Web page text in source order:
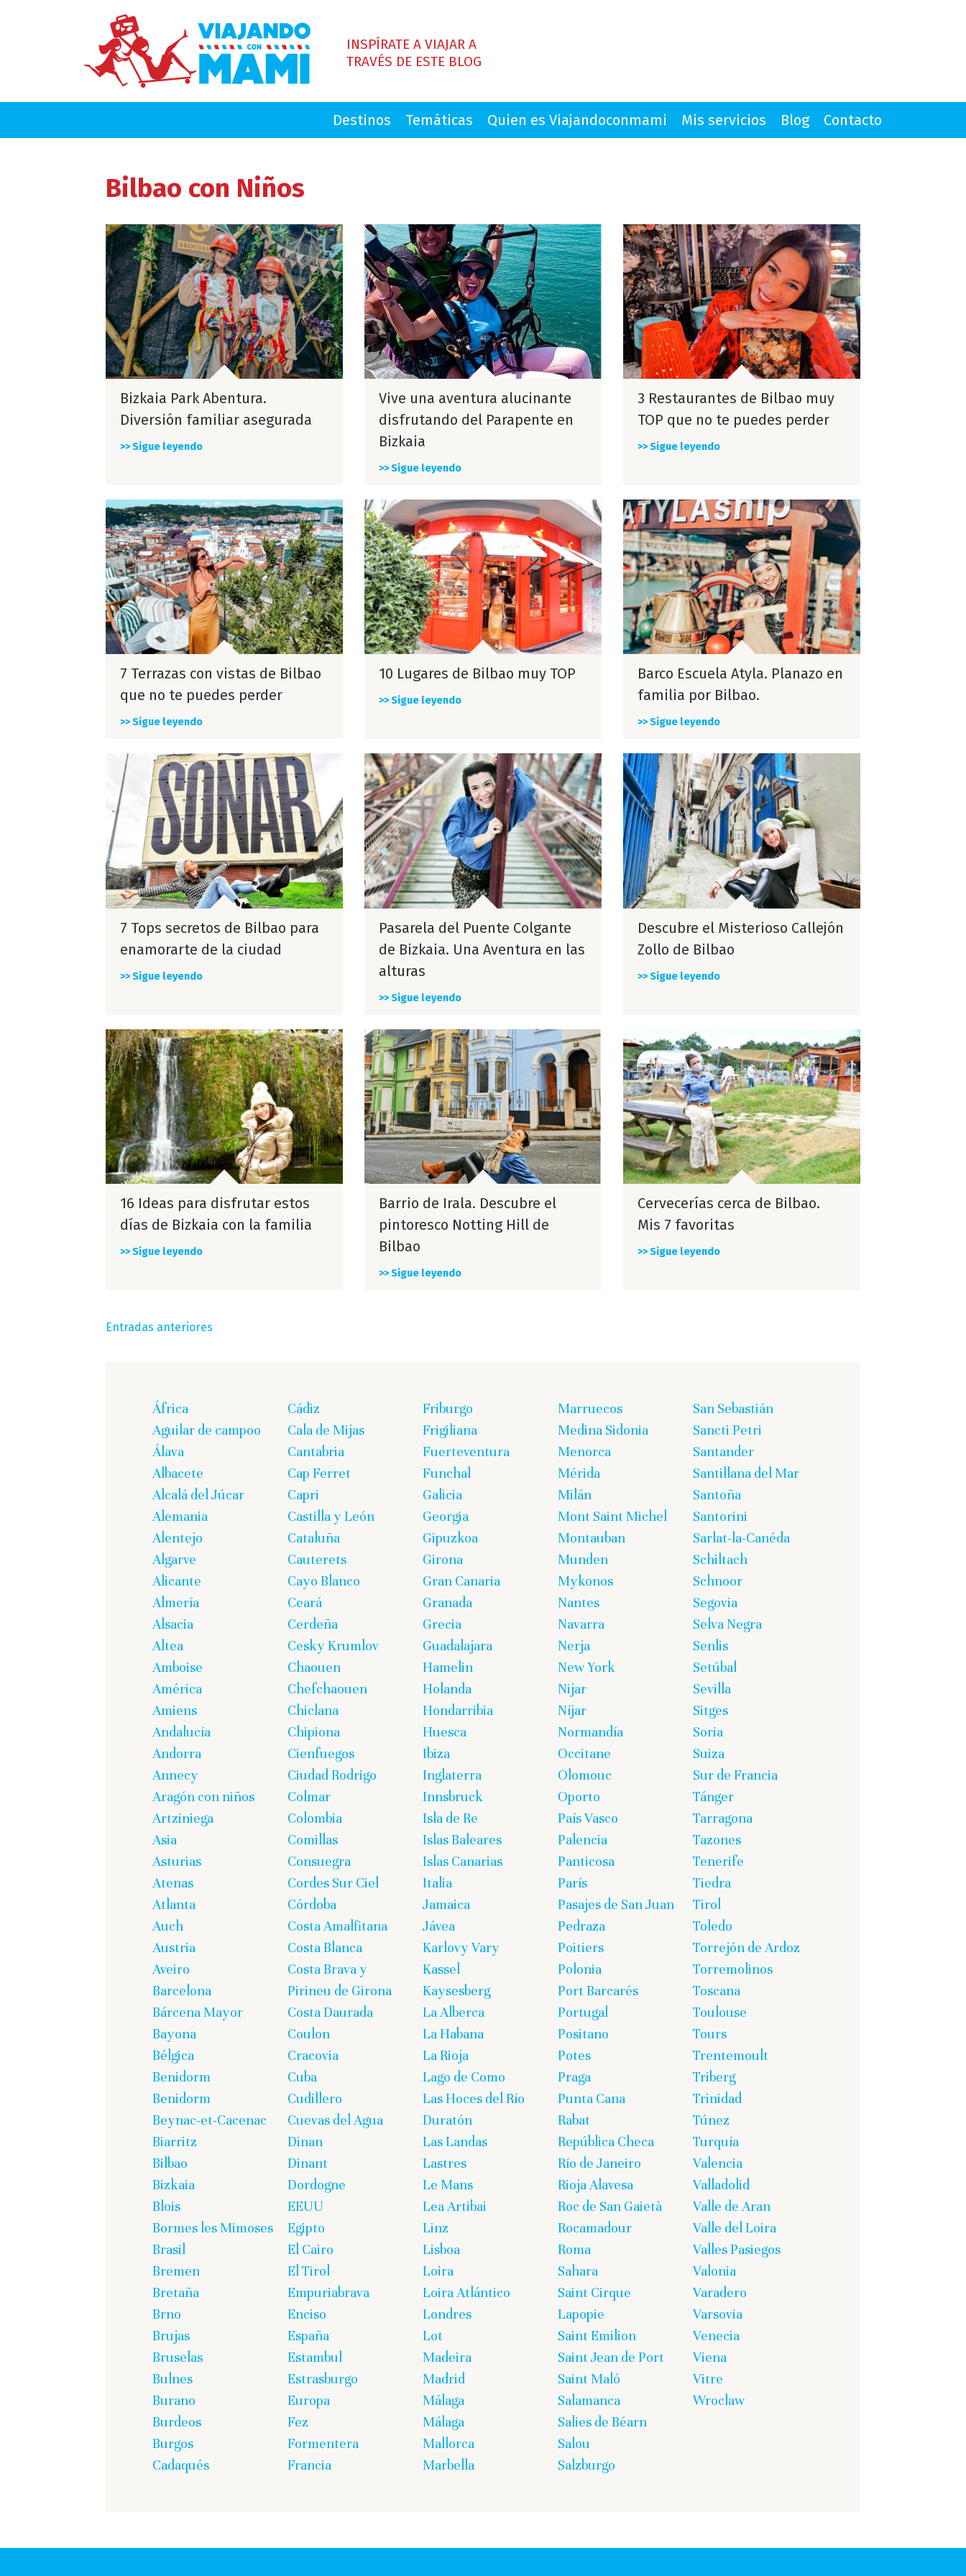
INSPÍRATE A VIAJAR A
TRAVÉS DE ESTE BLOG
Destinos Temáticas Quien es Viajandoconmami Mis servicios Blog Contacto
Bilbao con Niños
Bizkaia Park Abentura.
Diversión familiar asegurada
>> Sigue leyendo
Vive una aventura alucinante
disfrutando del Parapente en
Bizkaia
>> Sigue leyendo
3 Restaurantes de Bilbao muy
TOP que no te puedes perder
>> Sigue leyendo
7 Terrazas con vistas de Bilbao
que no te puedes perder
>> Sigue leyendo
10 Lugares de Bilbao muy TOP
>> Sigue leyendo
Barco Escuela Atyla. Planazo en
familia por Bilbao.
>> Sigue leyendo
7 Tops secretos de Bilbao para
enamorarte de la ciudad
>> Sigue leyendo
Pasarela del Puente Colgante
de Bizkaia. Una Aventura en las
alturas
>> Sigue leyendo
Descubre el Misterioso Callejón
Zollo de Bilbao
>> Sigue leyendo
16 Ideas para disfrutar estos
días de Bizkaia con la familia
>> Sigue leyendo
Barrio de Irala. Descubre el
pintoresco Notting Hill de
Bilbao
>> Sigue leyendo
Cervecerías cerca de Bilbao.
Mis 7 favoritas
>> Sigue leyendo
Navegación
Entradas anteriores
África
Aguilar de campoo
Álava
Albacete
Alcalá del Júcar
Alemania
Alentejo
Algarve
Alicante
Almería
Alsacia
Altea
Amboise
América
Amiens
Andalucía
Andorra
Annecy
Aragón con niños
Artziniega
Asia
Asturias
Atenas
Atlanta
Auch
Austria
Aveiro
Barcelona
Bárcena Mayor
Bayona
Bélgica
Benidorm
Benidorm
Beynac-et-Cacenac
Biarritz
Bilbao
Bizkaia
Blois
Bormes les Mimoses
Brasil
Bremen
Bretaña
Brno
Brujas
Bruselas
Bulnes
Burano
Burdeos
Burgos
Cadaqués
Cádiz
Cala de Mijas
Cantabria
Cap Ferret
Capri
Castilla y León
Cataluña
Cauterets
Cayo Blanco
Ceará
Cerdeña
Cesky Krumlov
Chaouen
Chefchaouen
Chiclana
Chipiona
Cienfuegos
Ciudad Rodrigo
Colmar
Colombia
Comillas
Consuegra
Cordes Sur Ciel
Córdoba
Costa Amalfitana
Costa Blanca
Costa Brava y
Pirineu de Girona
Costa Daurada
Coulon
Cracovia
Cuba
Cudillero
Cuevas del Agua
Dinan
Dinant
Dordogne
EEUU
Egipto
El Cairo
El Tirol
Empuriabrava
Enciso
España
Estambul
Estrasburgo
Europa
Fez
Formentera
Francia
Friburgo
Frigiliana
Fuerteventura
Funchal
Galicia
Georgia
Gipuzkoa
Girona
Gran Canaria
Granada
Grecia
Guadalajara
Hamelin
Holanda
Hondarribia
Huesca
Ibiza
Inglaterra
Innsbruck
Isla de Re
Islas Baleares
Islas Canarias
Italia
Jamaica
Jávea
Karlovy Vary
Kassel
Kaysesberg
La Alberca
La Habana
La Rioja
Lago de Como
Las Hoces del Río
Duratón
Las Landas
Lastres
Le Mans
Lea Artibai
Linz
Lisboa
Loira
Loira Atlántico
Londres
Lot
Madeira
Madrid
Málaga
Málaga
Mallorca
Marbella
Marruecos
Medina Sidonia
Menorca
Mérida
Milán
Mont Saint Michel
Montauban
Munden
Mykonos
Nantes
Navarra
Nerja
New York
Nijar
Níjar
Normandía
Occitane
Olomouc
Oporto
País Vasco
Palencia
Panticosa
París
Pasajes de San Juan
Pedraza
Poitiers
Polonia
Port Barcarés
Portugal
Positano
Potes
Praga
Punta Cana
Rabat
República Checa
Río de Janeiro
Rioja Alavesa
Roc de San Gaietà
Rocamadour
Roma
Sahara
Saint Cirque
Lapopie
Saint Emilion
Saint Jean de Port
Saint Maló
Salamanca
Salies de Béarn
Salou
Salzburgo
San Sebastián
Sancti Petri
Santander
Santillana del Mar
Santoña
Santorini
Sarlat-la-Canéda
Schiltach
Schnoor
Segovia
Selva Negra
Senlis
Setúbal
Sevilla
Sitges
Soria
Suiza
Sur de Francia
Tánger
Tarragona
Tazones
Tenerife
Tiedra
Tirol
Toledo
Torrejón de Ardoz
Torremolinos
Toscana
Toulouse
Tours
Trentemoult
Triberg
Trinidad
Túnez
Turquía
Valencia
Valladolid
Valle de Aran
Valle del Loira
Valles Pasiegos
Valonia
Varadero
Varsovia
Venecia
Viena
Vitre
Wroclaw